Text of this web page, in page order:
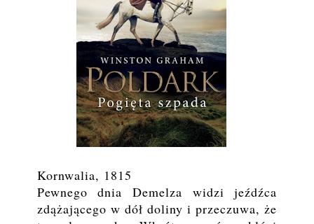
Kornwalia, 1815
Pewnego dnia Demelza widzi jeźdźca
zdążającego w dół doliny i przeczuwa, że